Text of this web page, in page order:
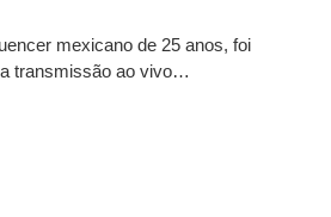
mexicano de 25 anos, foi
transmissão ao vivo…